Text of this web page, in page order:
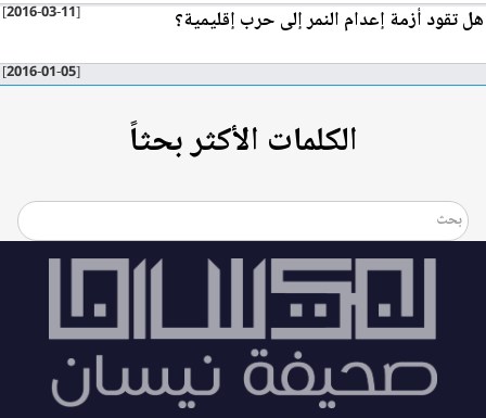
[2016-03-11] هل تقود أزمة إعدام النمر إلى حرب إقليمية؟
[2016-01-05]
الكلمات الأكثر بحثاً